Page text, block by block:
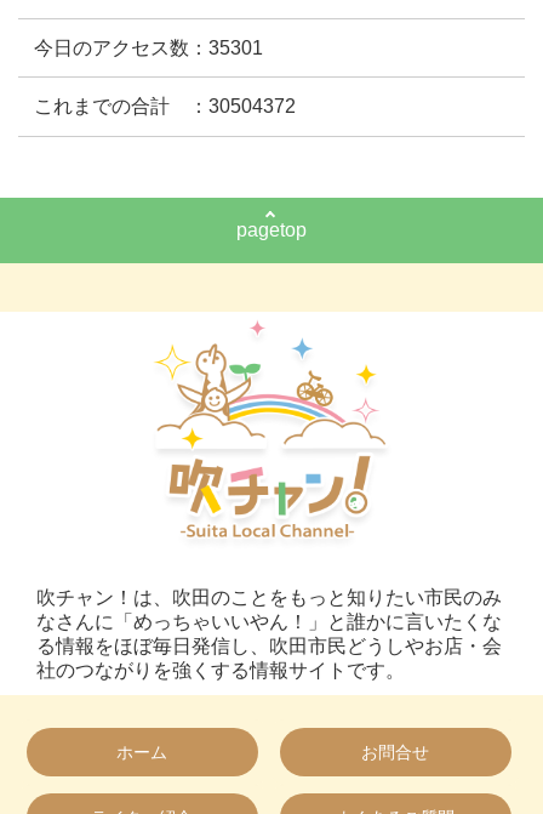
今日のアクセス数：35301
これまでの合計 ：30504372
pagetop
吹チャン！は、吹田のことをもっと知りたい市民のみ
なさんに「めっちゃいいやん！」と誰かに言いたくな
る情報をほぼ毎日発信し、吹田市民どうしやお店・会
社のつながりを強くする情報サイトです。
ホーム お問合せ